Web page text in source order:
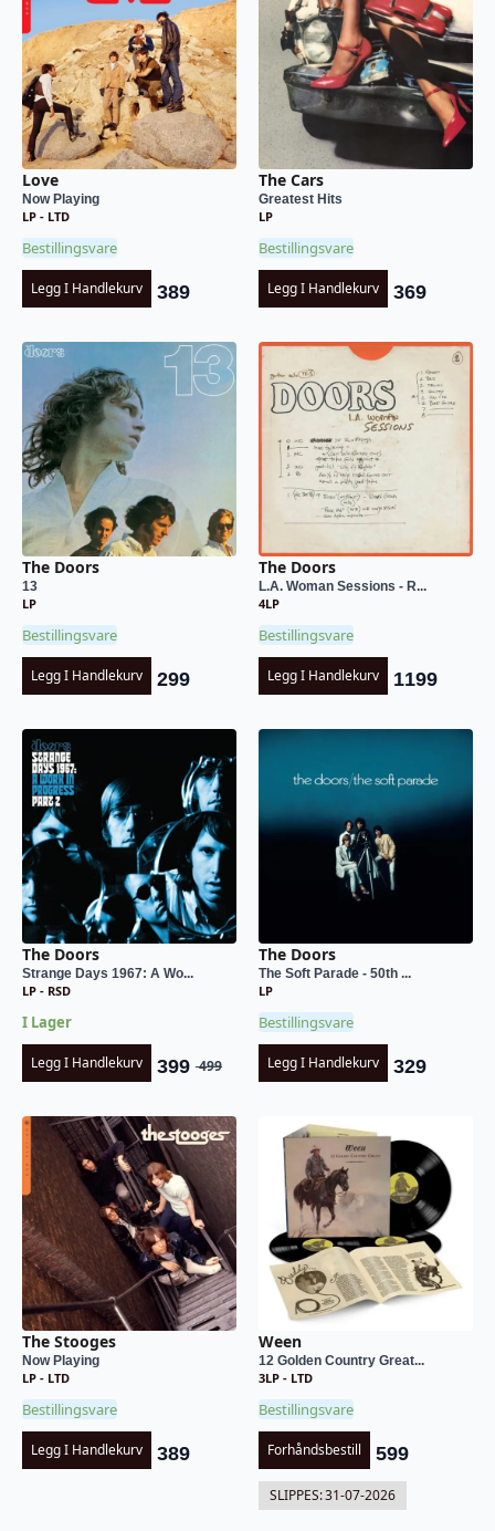
Love
Now Playing
LP - LTD
Bestillingsvare
Legg I Handlekurv 389
The Cars
Greatest Hits
LP
Bestillingsvare
Legg I Handlekurv 369
The Doors
13
LP
Bestillingsvare
Legg I Handlekurv 299
The Doors
L.A. Woman Sessions - R...
4LP
Bestillingsvare
Legg I Handlekurv 1199
The Doors
Strange Days 1967: A Wo...
LP - RSD
I Lager
Legg I Handlekurv 499
Opprinnelig
var:
kr 499.
399
Nåværende
er:
kr 399.
The Doors
The Soft Parade - 50th ...
LP
Bestillingsvare
Legg I Handlekurv 329
The Stooges
Now Playing
LP - LTD
Bestillingsvare
Legg I Handlekurv 389
Ween
12 Golden Country Great...
3LP - LTD
Bestillingsvare
Forhåndsbestill 599
SLIPPES:31-07-2026